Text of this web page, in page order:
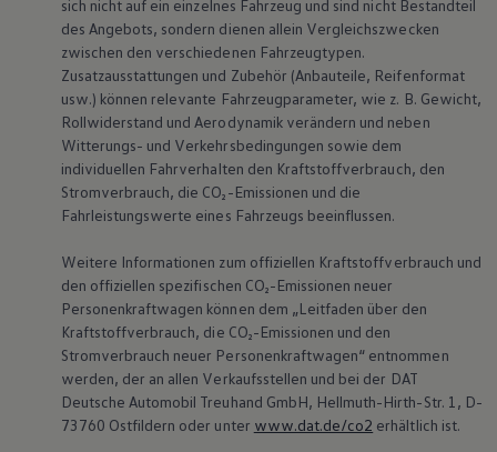
Bulli Magazin
Fahrzeugabholung ab Werk
Uptime
sich nicht auf ein einzelnes Fahrzeug und sind nicht Bestandteil
des Angebots, sondern dienen allein Vergleichszwecken
zwischen den verschiedenen Fahrzeugtypen.
Zusatzausstattungen und Zubehör (Anbauteile, Reifenformat
usw.) können relevante Fahrzeugparameter, wie z. B. Gewicht,
Rollwiderstand und Aerodynamik verändern und neben
Witterungs- und Verkehrsbedingungen sowie dem
individuellen Fahrverhalten den Kraftstoffverbrauch, den
Stromverbrauch, die CO₂-Emissionen und die
Fahrleistungswerte eines Fahrzeugs beeinflussen.
Weitere Informationen zum offiziellen Kraftstoffverbrauch und
den offiziellen spezifischen CO₂-Emissionen neuer
Personenkraftwagen können dem „Leitfaden über den
Kraftstoffverbrauch, die CO₂-Emissionen und den
Stromverbrauch neuer Personenkraftwagen“ entnommen
werden, der an allen Verkaufsstellen und bei der DAT
Deutsche Automobil Treuhand GmbH, Hellmuth-Hirth-Str. 1, D-
73760 Ostfildern oder unter www.dat.de/co2 erhältlich ist.